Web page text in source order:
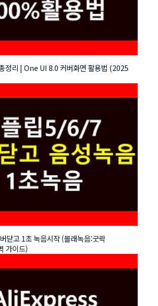
정리 | One UI 8.0 커버화면 활용법 (2025
닫고 1초 녹음시작 (몰래녹음:굿락
가이드)